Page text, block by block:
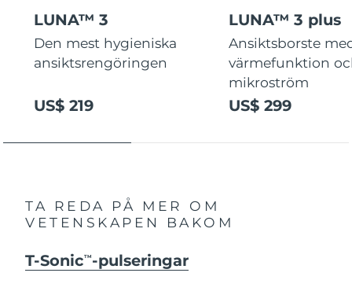
LUNA™ 3
Den mest hygieniska
ansiktsrengöringen
US$ 219
LUNA™ 3 plus
Ansiktsborste
värmefunktion
mikroström
US$ 299
TA REDA PÅ MER OM
VETENSKAPEN BAKOM
T-SonicTM -pulseringar